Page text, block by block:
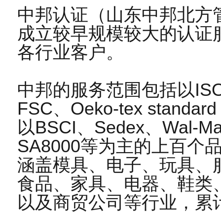
15
2017-10
恭贺北京XX电子科贸有限责任公司2017年9
中邦认证（山东中邦北
成立较早规模较大的认
各行业客户。
中邦的服务范围包括以
FSC、Oeko-tex
以BSCI、Sedex、Wal-
SA8000等为主的上百个
涵盖模具、电子、玩具、
食品、家具、电器、鞋
以及商贸公司等行业，累